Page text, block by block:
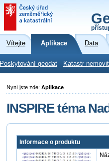
Vítejte Aplikace Data
Poskytování geodat Katastr
Nyní jste zde: Aplikace
INSPIRE téma
Informace o produktu